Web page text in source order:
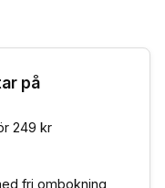
på
249 kr
fri ombokning